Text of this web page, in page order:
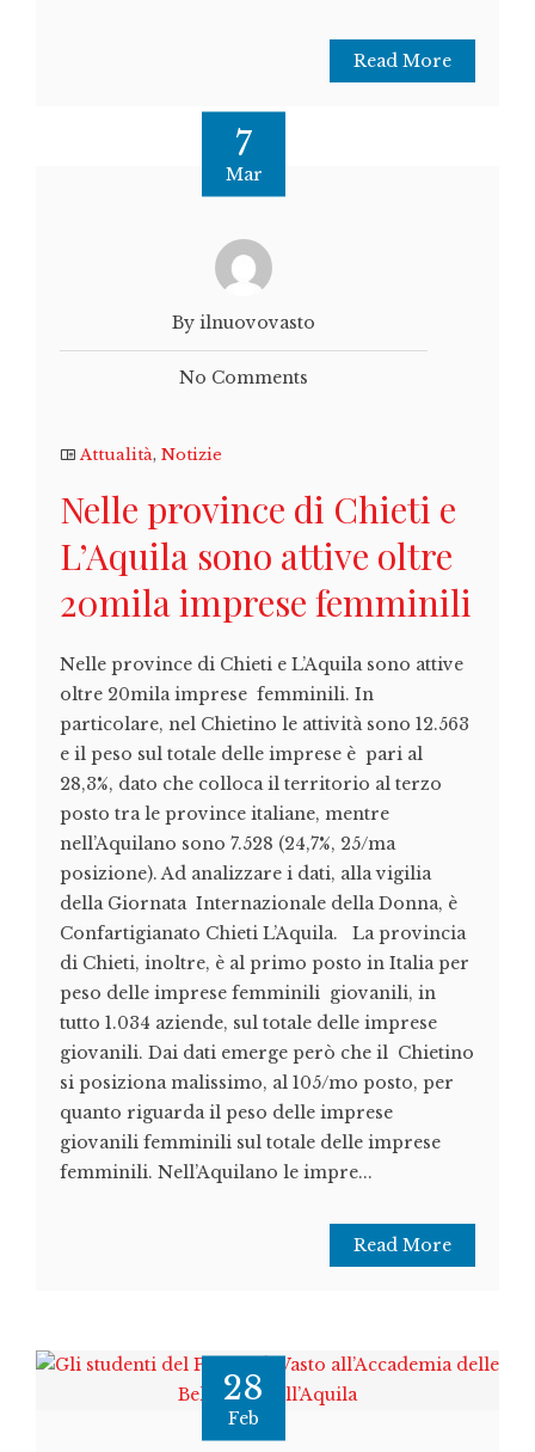
Read More
7
Mar
By ilnuovovasto
No Comments
Attualità, Notizie
Nelle province di Chieti e
L’Aquila sono attive oltre
20mila imprese femminili
Nelle province di Chieti e L’Aquila sono attive
oltre 20mila imprese femminili. In
particolare, nel Chietino le attività sono 12.563
e il peso sul totale delle imprese è pari al
28,3%, dato che colloca il territorio al terzo
posto tra le province italiane, mentre
nell’Aquilano sono 7.528 (24,7%, 25/ma
posizione). Ad analizzare i dati, alla vigilia
della Giornata Internazionale della Donna, è
Confartigianato Chieti L’Aquila. La provincia
di Chieti, inoltre, è al primo posto in Italia per
peso delle imprese femminili giovanili, in
tutto 1.034 aziende, sul totale delle imprese
giovanili. Dai dati emerge però che il Chietino
si posiziona malissimo, al 105/mo posto, per
quanto riguarda il peso delle imprese
giovanili femminili sul totale delle imprese
femminili. Nell’Aquilano le impre...
Read More
28
Feb